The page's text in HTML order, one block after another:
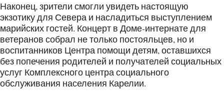
Наконец, зрители смогли увидеть настоящую
экзотику для Севера и насладиться выступлением
марийских гостей. Концерт в Доме-интернате для
ветеранов собрал не только постояльцев, но и
воспитанников Центра помощи детям, оставшихся
без попечения родителей и получателей социальных
услуг Комплексного центра социального
обслуживания населения Карелии.